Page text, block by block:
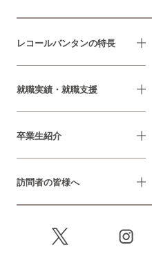
レコールバンタンの特長
就職実績・就職支援
卒業生紹介
訪問者の皆様へ